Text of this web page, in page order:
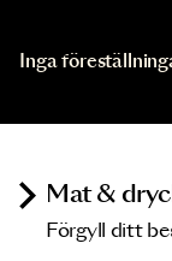
Inga
Mat &
Förgyll ditt